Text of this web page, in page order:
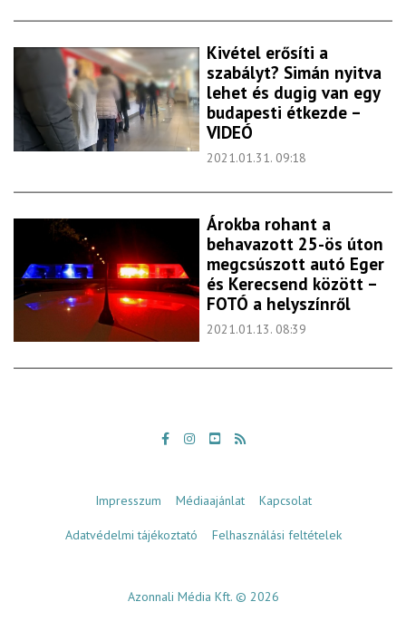
Kivétel erősíti a
szabályt? Simán nyitva
lehet és dugig van egy
budapesti étkezde –
VIDEÓ
2021.01.31. 09:18
Árokba rohant a
behavazott 25-ös úton
megcsúszott autó Eger
és Kerecsend között –
FOTÓ a helyszínről
2021.01.13. 08:39
Impresszum Médiaajánlat Kapcsolat
Adatvédelmi tájékoztató Felhasználási feltételek
Azonnali Média Kft. © 2026